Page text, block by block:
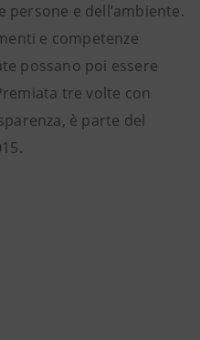
e dell’ambiente.
e competenze
possano poi essere
tre volte con
è parte del